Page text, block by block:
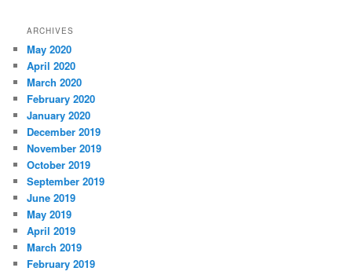
ARCHIVES
May 2020
April 2020
March 2020
February 2020
January 2020
December 2019
November 2019
October 2019
September 2019
June 2019
May 2019
April 2019
March 2019
February 2019